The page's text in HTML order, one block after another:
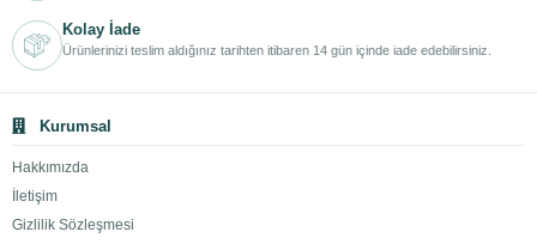
Kolay İade
Ürünlerinizi teslim aldığınız tarihten itibaren 14 gün içinde iade edebilirsiniz.
Kurumsal
Hakkımızda
İletişim
Gizlilik Sözleşmesi